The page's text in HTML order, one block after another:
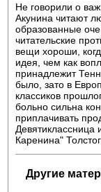
Не говорили о
Акунина читают
образованные
читательские
вещи хороши,
идея, чем как
принадлежит
было, зато в
классиков
больно сильна
приплачивать
Девятиклассница
Каренина"
Другие